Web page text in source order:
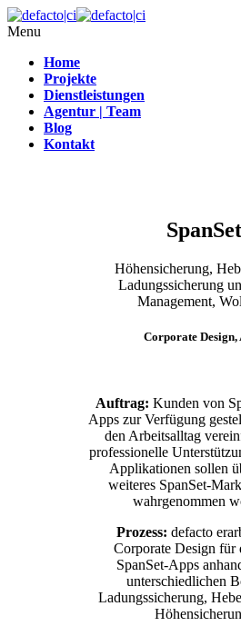
Menu
Home
Projekte
Dienstleistungen
Agentur | Team
Blog
Kontakt
SpanSet
Höhensicherung,
Ladungssicherung
Management,
Corporate Design,
Auftrag: Kunden von
Apps zur Verfügung
den Arbeitsalltag
professionelle
Applikationen sollen
weiteres SpanSet-
wahrgenommen
Prozess: defacto
Corporate Design für
SpanSet-Apps
unterschiedlichen
Ladungssicherung,